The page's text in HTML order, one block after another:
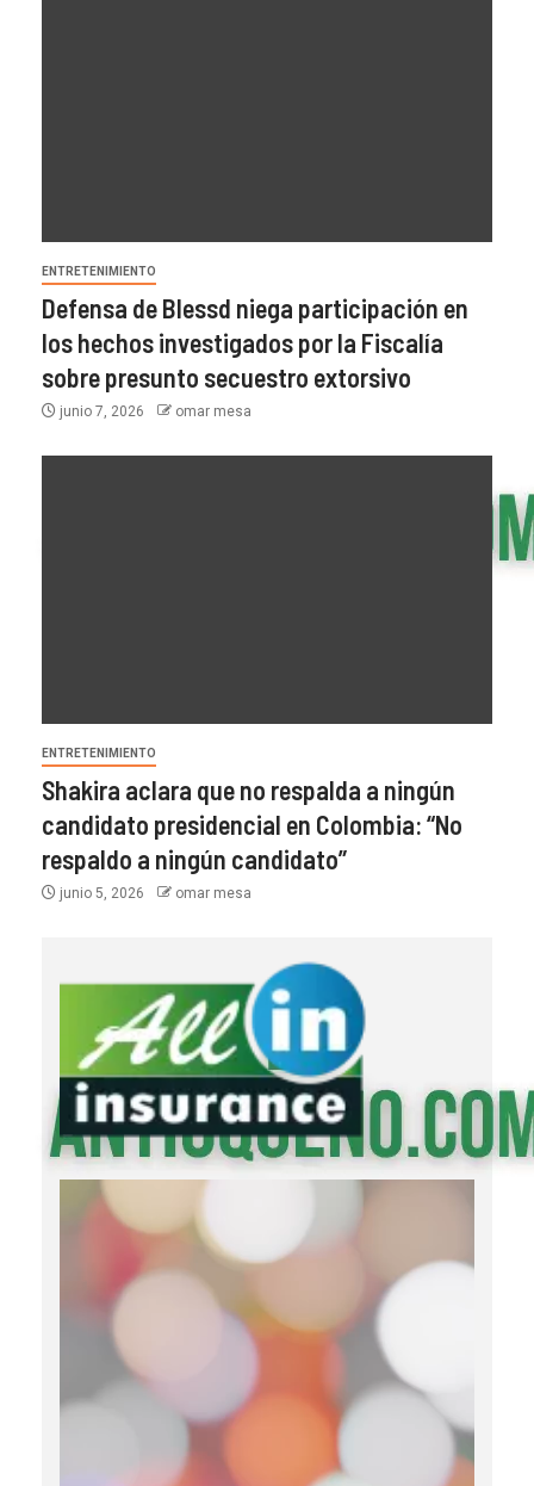
ENTRETENIMIENTO
Defensa de Blessd niega participación en
los hechos investigados por la Fiscalía
sobre presunto secuestro extorsivo
junio 7, 2026 omar mesa
ENTRETENIMIENTO
Shakira aclara que no respalda a ningún
candidato presidencial en Colombia: “No
respaldo a ningún candidato”
junio 5, 2026 omar mesa